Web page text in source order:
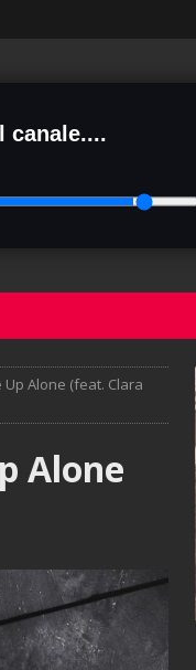
canale....
Alone (feat. Clara
Alone